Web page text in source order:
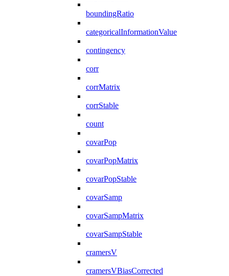
boundingRatio
categoricalInformationValue
contingency
corr
corrMatrix
corrStable
count
covarPop
covarPopMatrix
covarPopStable
covarSamp
covarSampMatrix
covarSampStable
cramersV
cramersVBiasCorrected